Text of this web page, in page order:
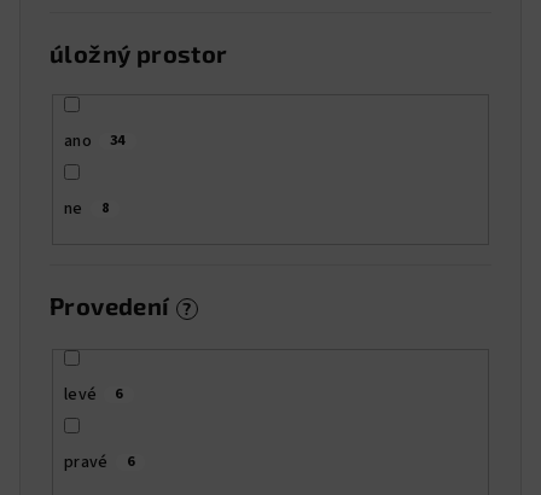
úložný prostor
ano 34
ne 8
Provedení ?
levé 6
pravé 6